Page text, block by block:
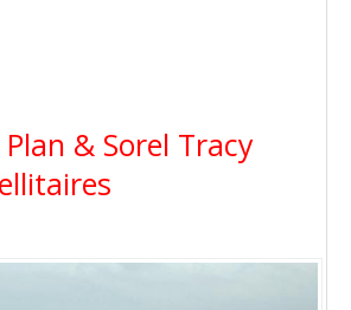
& Sorel Tracy